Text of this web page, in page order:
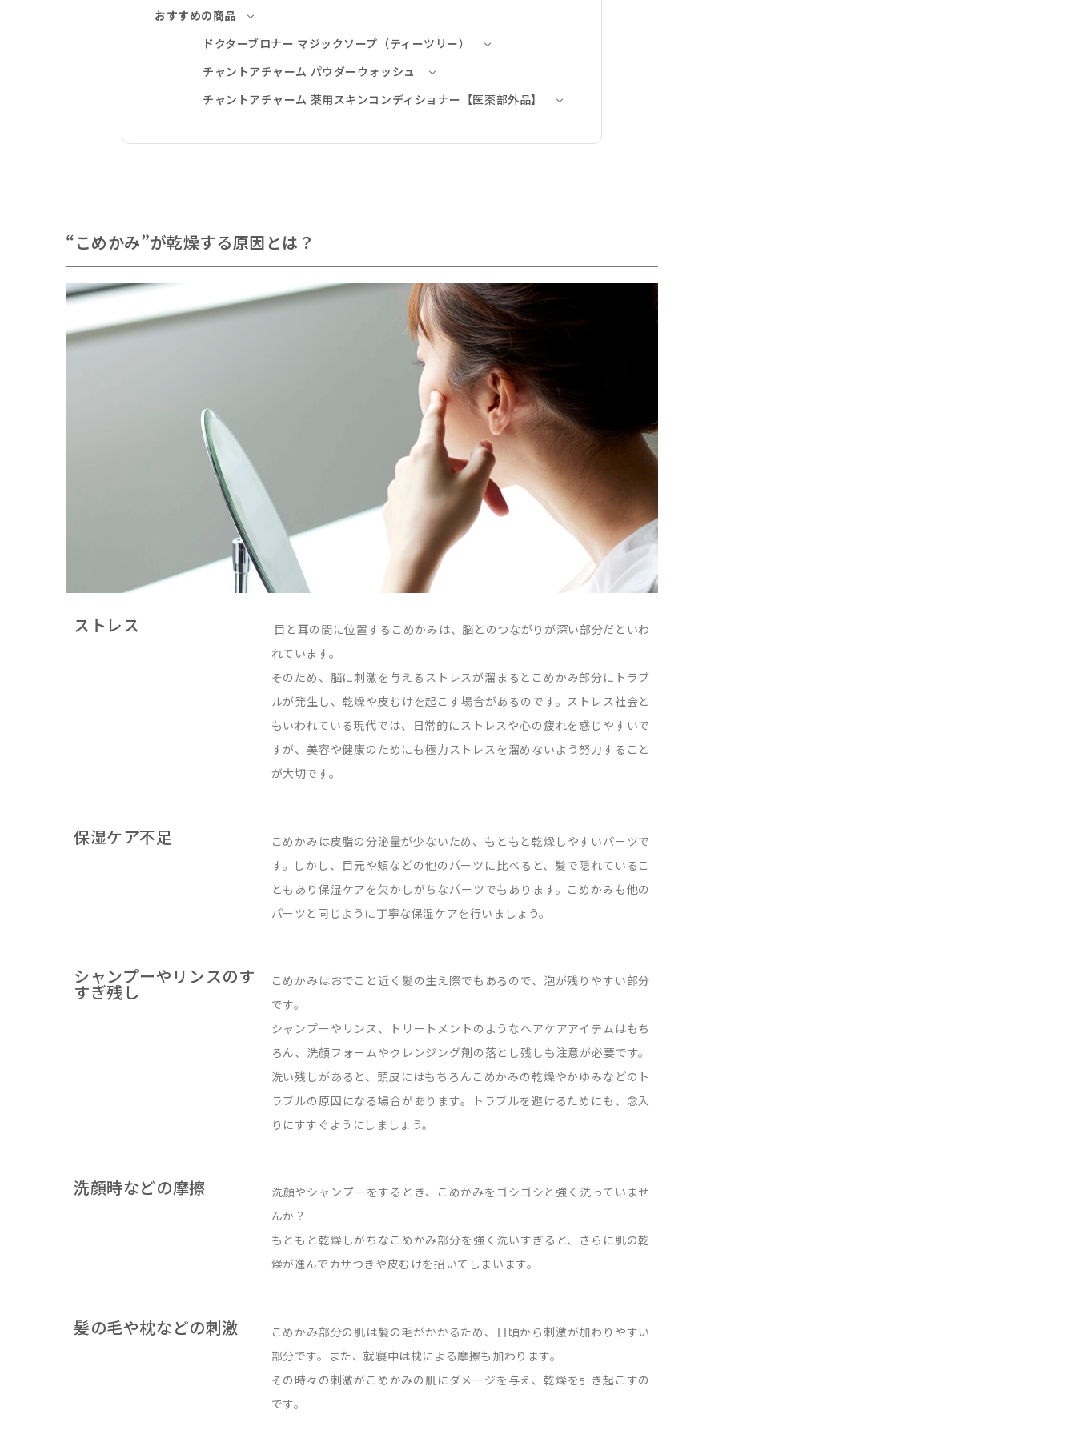
おすすめの商品
ドクターブロナー マジックソープ（ティーツリー）
チャントアチャーム パウダーウォッシュ
チャントアチャーム 薬用スキンコンディショナー【医薬部外品】
“こめかみ”が乾燥する原因とは？
ストレス
目と耳の間に位置するこめかみは、脳とのつながりが深い部分だといわ
れています。
そのため、脳に刺激を与えるストレスが溜まるとこめかみ部分にトラブ
ルが発生し、乾燥や皮むけを起こす場合があるのです。ストレス社会と
もいわれている現代では、日常的にストレスや心の疲れを感じやすいで
すが、美容や健康のためにも極力ストレスを溜めないよう努力すること
が大切です。
保湿ケア不足
こめかみは皮脂の分泌量が少ないため、もともと乾燥しやすいパーツで
す。しかし、目元や頬などの他のパーツに比べると、髪で隠れているこ
ともあり保湿ケアを欠かしがちなパーツでもあります。こめかみも他の
パーツと同じように丁寧な保湿ケアを行いましょう。
シャンプーやリンスのす
すぎ残し
こめかみはおでこと近く髪の生え際でもあるので、泡が残りやすい部分
です。
シャンプーやリンス、トリートメントのようなヘアケアアイテムはもち
ろん、洗顔フォームやクレンジング剤の落とし残しも注意が必要です。
洗い残しがあると、頭皮にはもちろんこめかみの乾燥やかゆみなどのト
ラブルの原因になる場合があります。トラブルを避けるためにも、念入
りにすすぐようにしましょう。
洗顔時などの摩擦
洗顔やシャンプーをするとき、こめかみをゴシゴシと強く洗っていませ
んか？
もともと乾燥しがちなこめかみ部分を強く洗いすぎると、さらに肌の乾
燥が進んでカサつきや皮むけを招いてしまいます。
髪の毛や枕などの刺激
こめかみ部分の肌は髪の毛がかかるため、日頃から刺激が加わりやすい
部分です。また、就寝中は枕による摩擦も加わります。
その時々の刺激がこめかみの肌にダメージを与え、乾燥を引き起こすの
です。